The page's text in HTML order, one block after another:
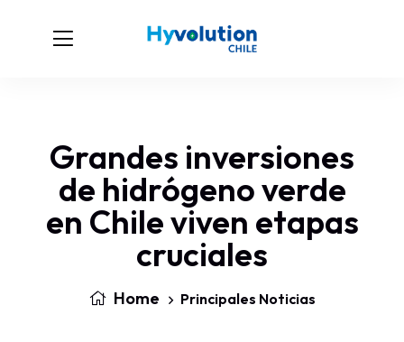
Grandes inversiones
de hidrógeno verde
en Chile viven etapas
cruciales
Home Principales Noticias